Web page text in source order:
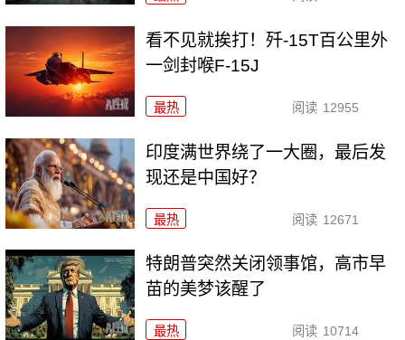
看不见就挨打！歼-15T百公里外
一剑封喉F-15J
最热 阅读 12955
印度满世界绕了一大圈，最后发
现还是中国好？
最热 阅读 12671
特朗普突然关闭领事馆，高市早
苗的美梦该醒了
最热 阅读 10714